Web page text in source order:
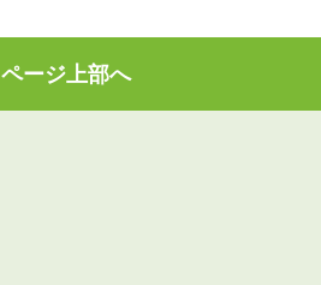
ページ上部へ